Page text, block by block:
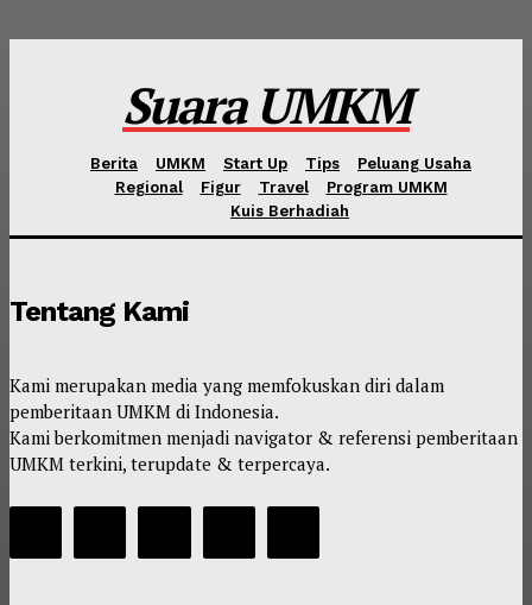
Suara UMKM
Berita UMKM Start Up Tips
Peluang Usaha
Regional
Figur Travel
Program UMKM
Kuis Berhadiah
Tentang Kami
Kami merupakan media yang memfokuskan diri dalam
pemberitaan UMKM di Indonesia.
Kami berkomitmen menjadi navigator & referensi pemberitaan
UMKM terkini, terupdate & terpercaya.